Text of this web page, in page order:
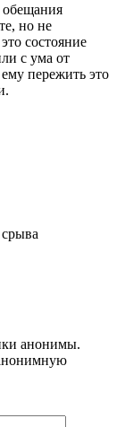
обещания
но не
состояние
с ума от
пережить это
анонимы.